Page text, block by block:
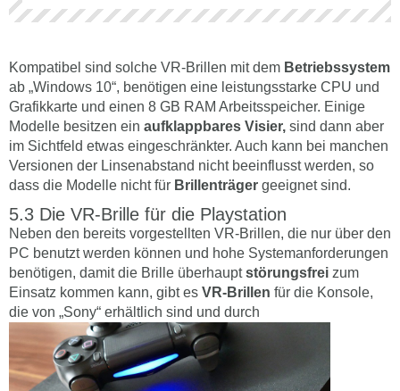
Kompatibel sind solche VR-Brillen mit dem Betriebssystem
ab „Windows 10“, benötigen eine leistungsstarke CPU und
Grafikkarte und einen 8 GB RAM Arbeitsspeicher. Einige
Modelle besitzen ein aufklappbares Visier, sind dann aber
im Sichtfeld etwas eingeschränkter. Auch kann bei manchen
Versionen der Linsenabstand nicht beeinflusst werden, so
dass die Modelle nicht für Brillenträger geeignet sind.
Die VR-Brille für die Playstation
Neben den bereits vorgestellten VR-Brillen, die nur über den
PC benutzt werden können und hohe Systemanforderungen
benötigen, damit die Brille überhauptstörungsfrei zum
Einsatz kommen kann, gibt es VR-Brillen für die Konsole,
die von „Sony“ erhältlich sind und durch